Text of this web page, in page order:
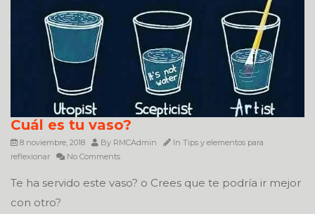
Cuál es tu vaso?
8 noviembre, 2018 By RMCAdmin In Tips y elementos para
reflexionar
No Comments
Te ha servido este vaso? o Crees que te podría ir mejor
con otro?